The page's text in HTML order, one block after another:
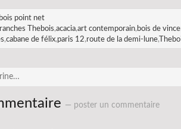
point net
Thebois,acacia,art contemporain, bois de
,cabane de félix,paris 12,route de la demi-lune,
— poster un commentaire